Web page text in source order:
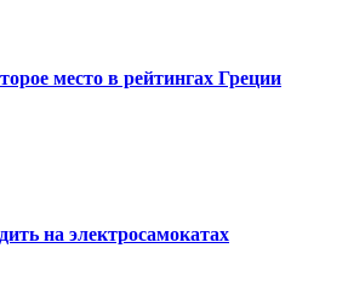
место в рейтингах Греции
на электросамокатах